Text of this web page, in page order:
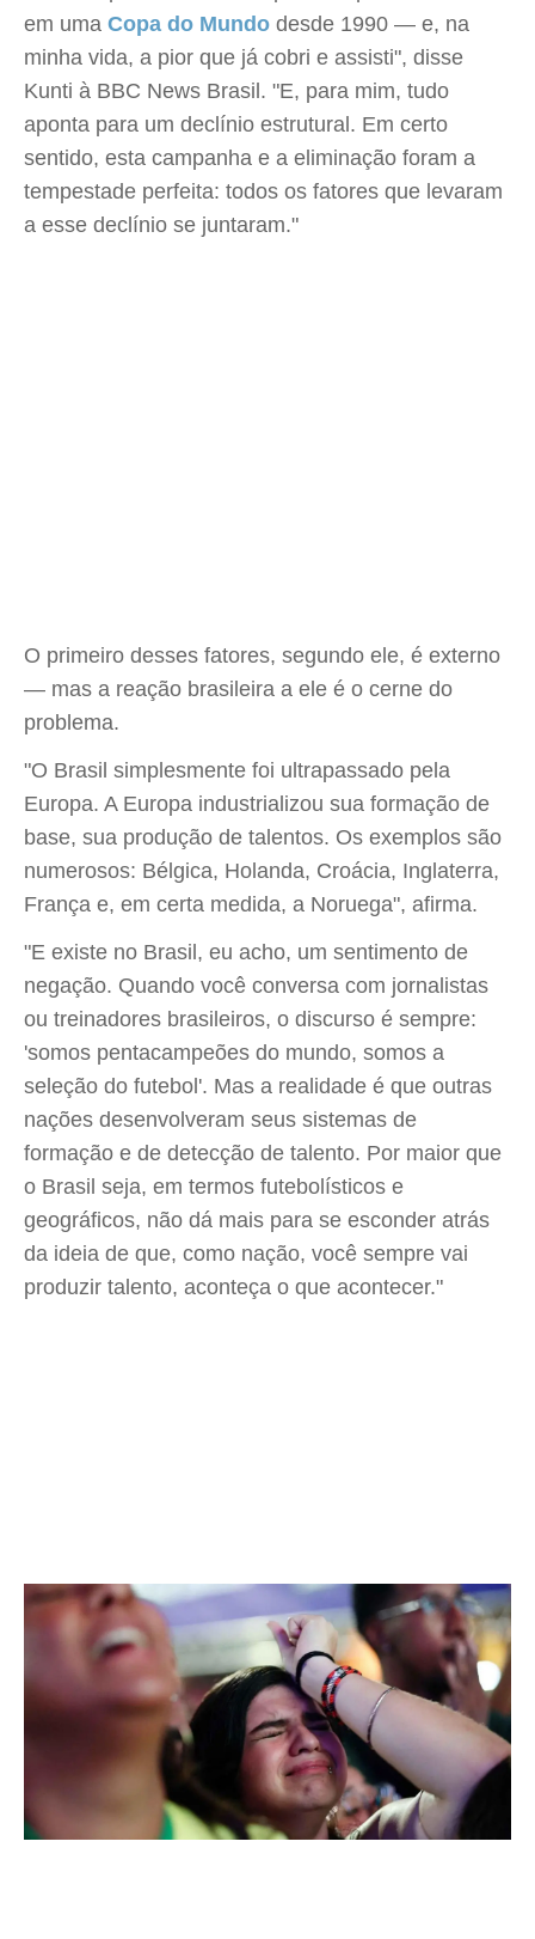
em uma Copa do Mundo desde 1990 — e, na
minha vida, a pior que já cobri e assisti", disse
Kunti à BBC News Brasil. "E, para mim, tudo
aponta para um declínio estrutural. Em certo
sentido, esta campanha e a eliminação foram a
tempestade perfeita: todos os fatores que levaram
a esse declínio se juntaram."
O primeiro desses fatores, segundo ele, é externo
— mas a reação brasileira a ele é o cerne do
problema.
"O Brasil simplesmente foi ultrapassado pela
Europa. A Europa industrializou sua formação de
base, sua produção de talentos. Os exemplos são
numerosos: Bélgica, Holanda, Croácia, Inglaterra,
França e, em certa medida, a Noruega", afirma.
"E existe no Brasil, eu acho, um sentimento de
negação. Quando você conversa com jornalistas
ou treinadores brasileiros, o discurso é sempre:
'somos pentacampeões do mundo, somos a
seleção do futebol'. Mas a realidade é que outras
nações desenvolveram seus sistemas de
formação e de detecção de talento. Por maior que
o Brasil seja, em termos futebolísticos e
geográficos, não dá mais para se esconder atrás
da ideia de que, como nação, você sempre vai
produzir talento, aconteça o que acontecer."